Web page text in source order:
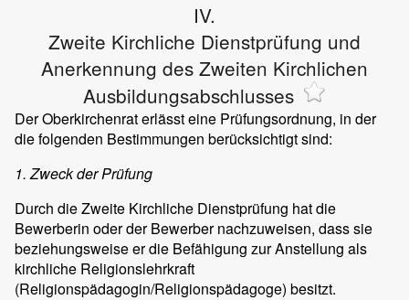
IV.
Zweite Kirchliche Dienstprüfung und
Anerkennung des Zweiten Kirchlichen
Ausbildungsabschlusses
Der Oberkirchenrat erlässt eine Prüfungsordnung, in der
die folgenden Bestimmungen berücksichtigt sind:
1. Zweck der Prüfung
Durch die Zweite Kirchliche Dienstprüfung hat die
Bewerberin oder der Bewerber nachzuweisen, dass sie
beziehungsweise er die Befähigung zur Anstellung als
kirchliche Religionslehrkraft
(Religionspädagogin/Religionspädagoge) besitzt.